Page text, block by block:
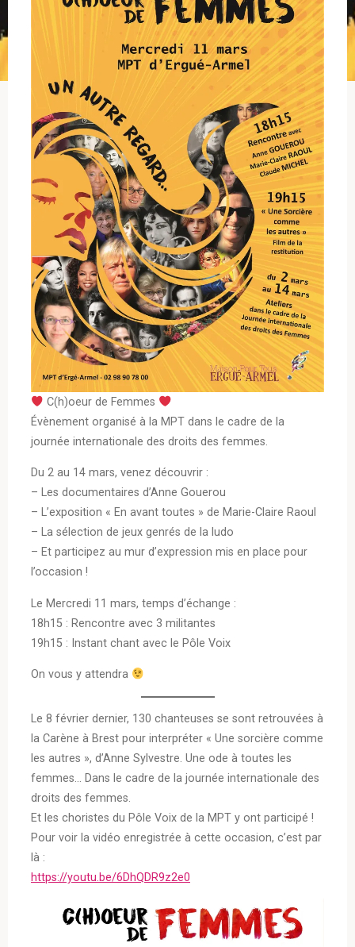
C(h)oeur de Femmes
Évènement organisé à la MPT dans le cadre de la
journée internationale des droits des femmes.
Du 2 au 14 mars, venez découvrir :
– Les documentaires d’Anne Gouerou
– L’exposition « En avant toutes » de Marie-Claire Raoul
– La sélection de jeux genrés de la ludo
– Et participez au mur d’expression mis en place pour
l’occasion !
Le Mercredi 11 mars, temps d’échange :
18h15 : Rencontre avec 3 militantes
19h15 : Instant chant avec le Pôle Voix
On vous y attendra
Le 8 février dernier, 130 chanteuses se sont retrouvées à
la Carène à Brest pour interpréter « Une sorcière comme
les autres », d’Anne Sylvestre. Une ode à toutes les
femmes… Dans le cadre de la journée internationale des
droits des femmes.
Et les choristes du Pôle Voix de la MPT y ont participé !
Pour voir la vidéo enregistrée à cette occasion, c’est par
là :
https://youtu.be/6DhQDR9z2e0